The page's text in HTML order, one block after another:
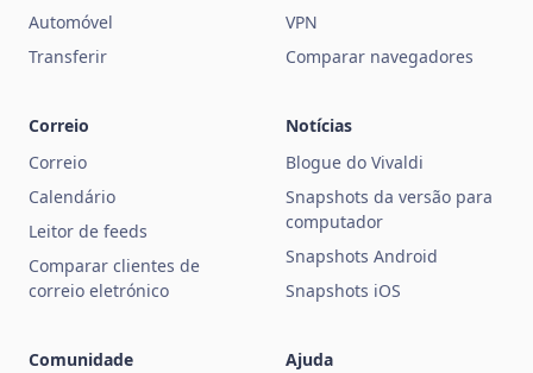
Automóvel
Transferir
VPN
Comparar navegadores
Correio
Correio
Calendário
Leitor de feeds
Comparar clientes de
correio eletrónico
Notícias
Blogue do Vivaldi
Snapshots da versão para
computador
Snapshots Android
Snapshots iOS
Comunidade
Ajuda